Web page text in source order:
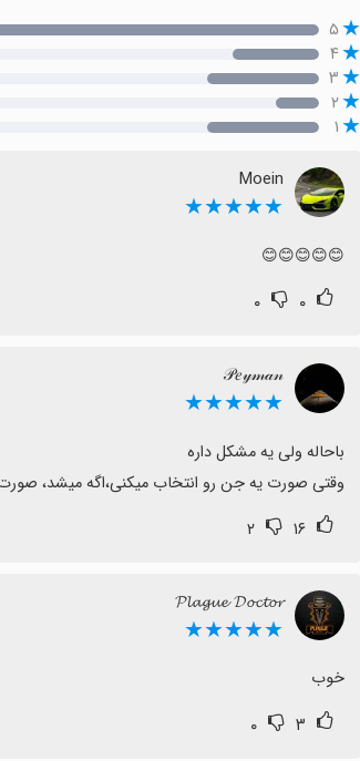
۵
۴
۳
۲
۱
Moein
★★★★★
😊😊😊😊😊
۰ ۰
𝒫𝑒𝓎𝓂𝒶𝓃
★★★★★
وقتی صورت یه جن رو انتخاب میکنی،اگه میشد،
۱۶ ۲
𝓟𝓵𝓪𝓰𝓾𝓮 𝓓𝓸𝓬𝓽𝓸𝓻
★★★★★
خوب
۳ ۰